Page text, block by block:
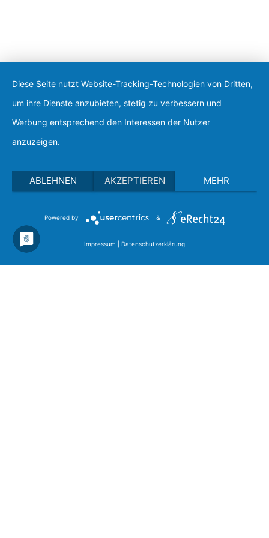
Apply for a free Ebook ! Sign Up
now
Diese Seite nutzt Website-Tracking-Technologien von Dritten,
um ihre Dienste anzubieten, stetig zu verbessern und
Werbung entsprechend den Interessen der Nutzer
anzuzeigen.
ABLEHNEN AKZEPTIEREN MEHR
Powered by &
Impressum Datenschutzerklärung